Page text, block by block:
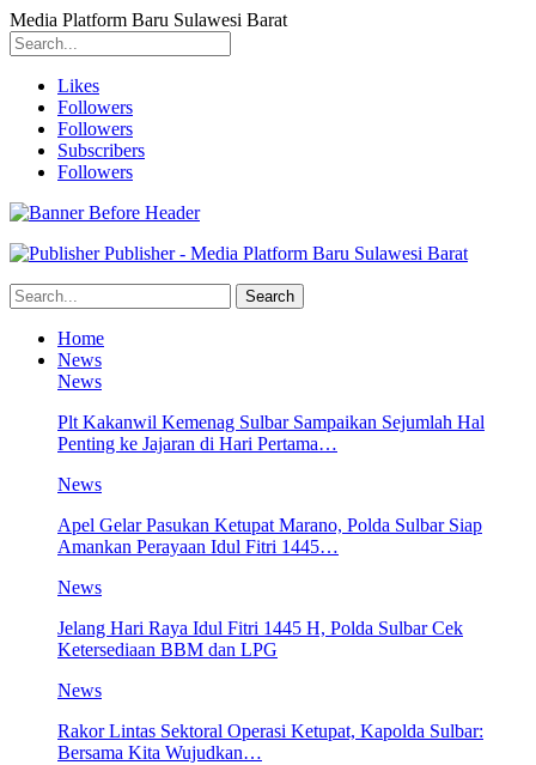
Media Platform Baru Sulawesi Barat
Likes
Followers
Followers
Subscribers
Followers
Publisher - Media Platform Baru Sulawesi Barat
Home
News
News
Plt Kakanwil Kemenag Sulbar Sampaikan Sejumlah Hal
Penting ke Jajaran di Hari Pertama…
News
Apel Gelar Pasukan Ketupat Marano, Polda Sulbar Siap
Amankan Perayaan Idul Fitri 1445…
News
Jelang Hari Raya Idul Fitri 1445 H, Polda Sulbar Cek
Ketersediaan BBM dan LPG
News
Rakor Lintas Sektoral Operasi Ketupat, Kapolda Sulbar:
Bersama Kita Wujudkan…